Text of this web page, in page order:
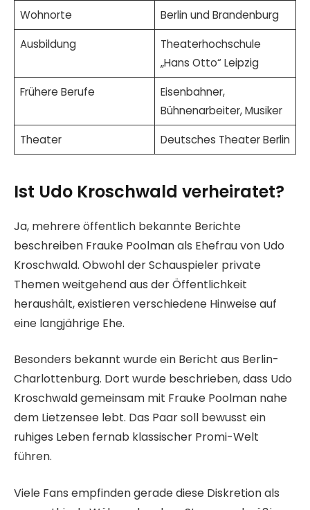
Wohnorte
Berlin und Brandenburg
Ausbildung
Theaterhochschule
„Hans Otto“ Leipzig
Frühere Berufe
Eisenbahner,
Bühnenarbeiter, Musiker
Theater
Deutsches Theater Berlin
Ist Udo Kroschwald verheiratet?
Ja, mehrere öffentlich bekannte Berichte
beschreiben Frauke Poolman als Ehefrau von Udo
Kroschwald. Obwohl der Schauspieler private
Themen weitgehend aus der Öffentlichkeit
heraushält, existieren verschiedene Hinweise auf
eine langjährige Ehe.
Besonders bekannt wurde ein Bericht aus Berlin-
Charlottenburg. Dort wurde beschrieben, dass Udo
Kroschwald gemeinsam mit Frauke Poolman nahe
dem Lietzensee lebt. Das Paar soll bewusst ein
ruhiges Leben fernab klassischer Promi-Welt
führen.
Viele Fans empfinden gerade diese Diskretion als